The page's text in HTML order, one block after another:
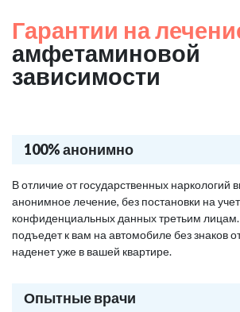
Гарантии на
амфетаминовой
зависимости
100% анонимно
В отличие от государственных наркологий
анонимное лечение, без постановки на
конфиденциальных данных третьим
подъедет к вам на автомобиле без знаков
наденет уже в вашей квартире.
Опытные врачи